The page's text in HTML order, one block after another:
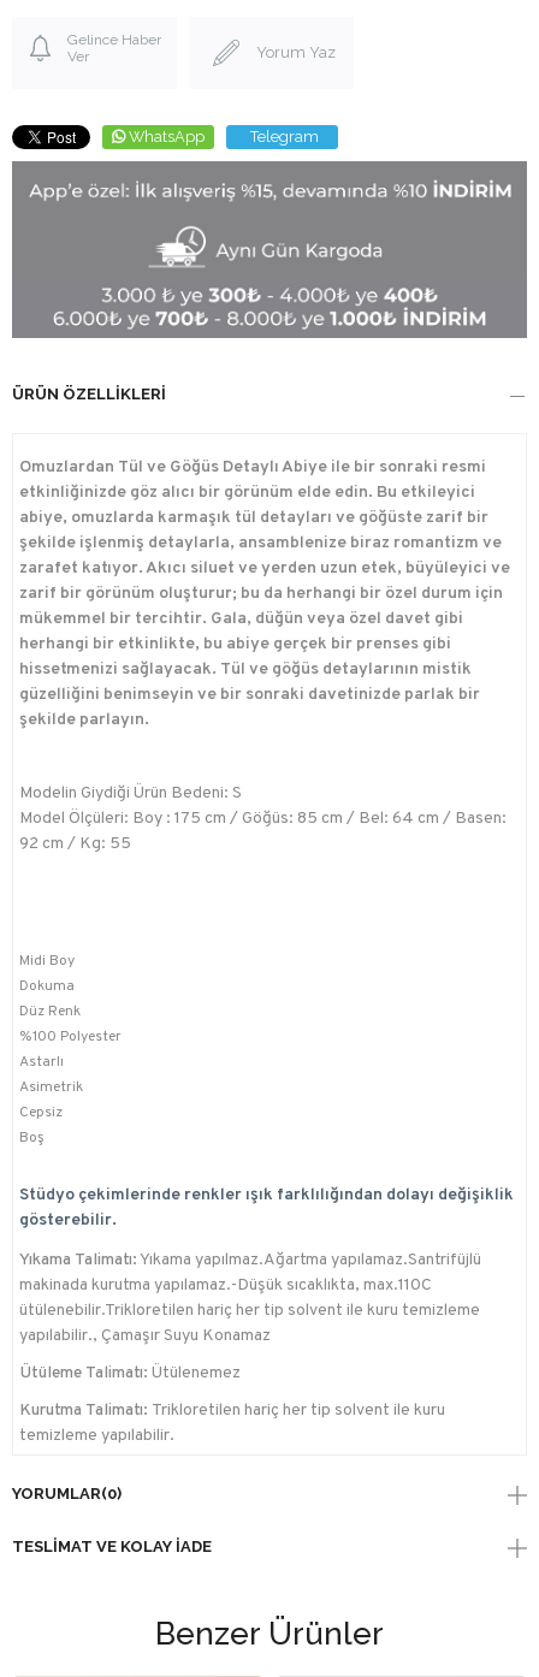
Gelince Haber
Ver
Yorum Yaz
WhatsApp Telegram
ÜRÜN ÖZELLIKLERI
Omuzlardan Tül ve Göğüs Detaylı Abiye ile bir sonraki resmi
etkinliğinizde göz alıcı bir görünüm elde edin. Bu etkileyici
abiye, omuzlarda karmaşık tül detayları ve göğüste zarif bir
şekilde işlenmiş detaylarla, ansamblenize biraz romantizm ve
zarafet katıyor. Akıcı siluet ve yerden uzun etek, büyüleyici ve
zarif bir görünüm oluşturur; bu da herhangi bir özel durum için
mükemmel bir tercihtir. Gala, düğün veya özel davet gibi
herhangi bir etkinlikte, bu abiye gerçek bir prenses gibi
hissetmenizi sağlayacak. Tül ve göğüs detaylarının mistik
güzelliğini benimseyin ve bir sonraki davetinizde parlak bir
şekilde parlayın.
Modelin Giydiği Ürün Bedeni: S
Model Ölçüleri: Boy : 175 cm / Göğüs: 85 cm / Bel: 64 cm / Basen:
92 cm / Kg: 55
Midi Boy
Dokuma
Düz Renk
%100 Polyester
Astarlı
Asimetrik
Cepsiz
Boş
Stüdyo çekimlerinde renkler ışık farklılığından dolayı değişiklik
gösterebilir.
Yıkama Talimatı:Yıkama yapılmaz.Ağartma yapılamaz.Santrifüjlü
makinada kurutma yapılamaz.-Düşük sıcaklıkta, max.110C
ütülenebilir.Trikloretilen hariç her tip solvent ile kuru temizleme
yapılabilir., Çamaşır Suyu Konamaz
Ütüleme Talimatı: Ütülenemez
Kurutma Talimatı: Trikloretilen hariç her tip solvent ile kuru
temizleme yapılabilir.
YORUMLAR(0)
TESLIMAT VE KOLAY İADE
Benzer Ürünler